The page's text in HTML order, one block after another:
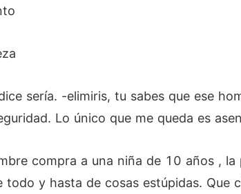
sería. -elimiris, tu sabes que ese
Lo único que me queda es
compra a una niña de 10 años ,
y hasta de cosas estúpidas. Que